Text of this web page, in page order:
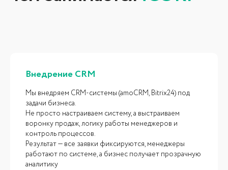
Внедрение CRM
Мы внедряем CRM-системы (amoCRM, Bitrix24) под
задачи бизнеса.
Не просто настраиваем систему, а выстраиваем
воронку продаж, логику работы менеджеров и
контроль процессов.
Результат — все заявки фиксируются, менеджеры
работают по системе, а бизнес получает прозрачную
аналитику
Нашазадача
МИССИЯ